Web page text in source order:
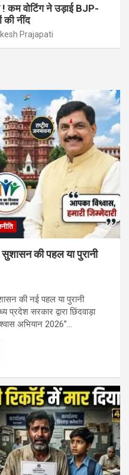
! कम वोटिंग ने उड़ाई BJP-
की नींद
Prajapati
की पहल या पुरानी
की नई पहल या पुरानी
प्रदेश सरकार द्वारा छिंदवाड़ा
अभियान 2026”…